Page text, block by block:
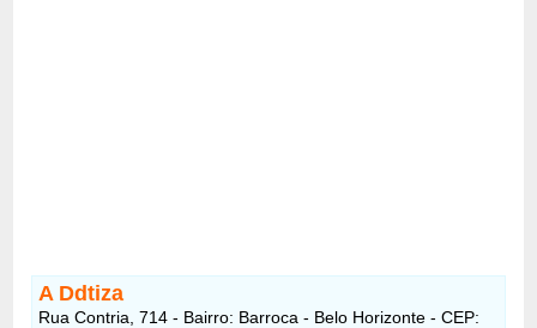
A Ddtiza
Rua Contria, 714 - Bairro: Barroca - Belo Horizonte - CEP: